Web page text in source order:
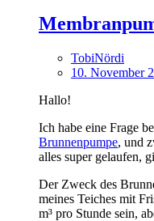
TobiNördi
10. November
Hallo!
Ich habe eine Frage
Brunnenpumpe, und
alles super gelaufen,
Der Zweck des
meines Teiches mit
m³ pro Stunde sein,